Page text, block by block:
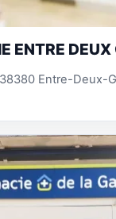
ENTRE DEUX
Entre-Deux-